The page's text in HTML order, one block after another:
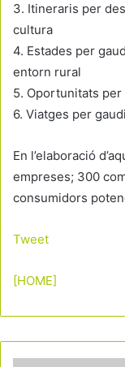
3. Itineraris per
cultura
4. Estades per
entorn rural
5. Oportunitats
6. Viatges per
En l’elaboració
empreses; 300
consumidors
Tweet
[HOME]